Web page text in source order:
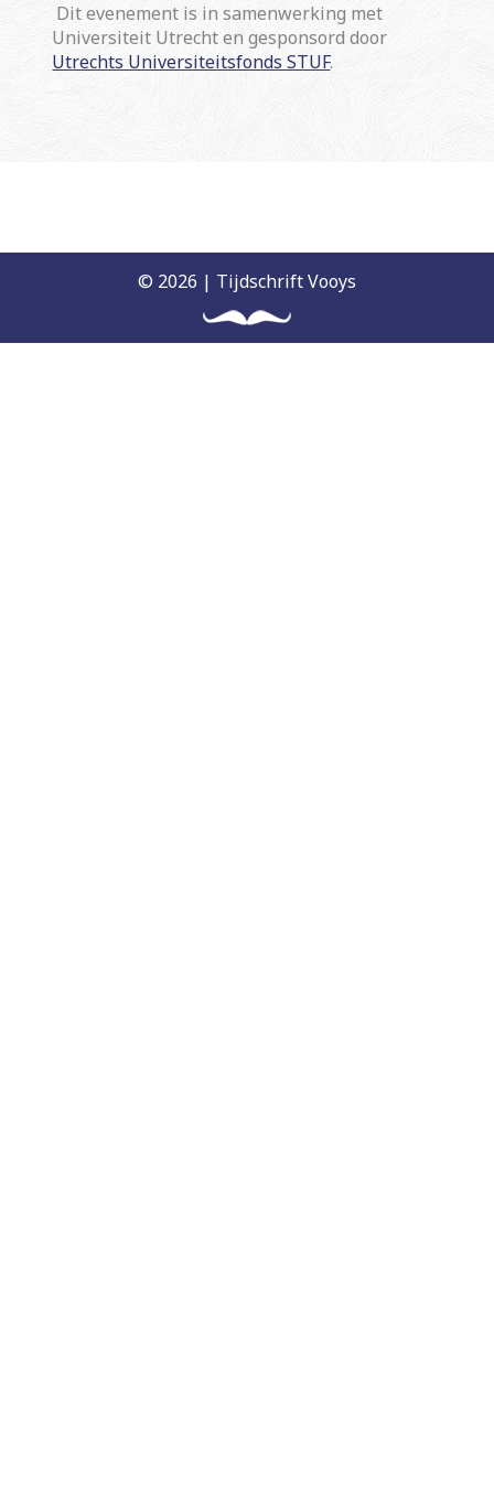
Dit evenement is in samenwerking met
Universiteit Utrecht en gesponsord door
Utrechts Universiteitsfonds STUF.
© 2026 | Tijdschrift Vooys